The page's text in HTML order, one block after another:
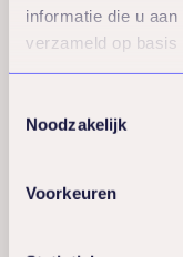
informatie die u
verzameld op basis
Noodzakelijk
Voorkeuren
bepalen